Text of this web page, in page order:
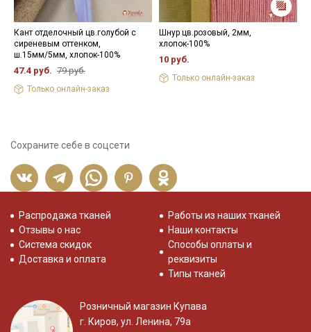
Кант отделочный цв.голубой с
сиреневым оттенком,
ш.15мм/5мм, хлопок-100%
47.4 руб. 79 руб.
Только онлайн-заказ
Шнур цв.розовый, 2мм,
хлопок-100%
10 руб.
Только онлайн-заказ
Сохраните себе в соцсети
Распродажа тканей
Отзывы о нас
Система скидок
Доставка и оплата
Работы из наших тканей
Наши контакты
Способы оплаты и
реквизиты
Типы тканей
Розничный магазин Купава
г. Киров, ул. Ленина, 79а